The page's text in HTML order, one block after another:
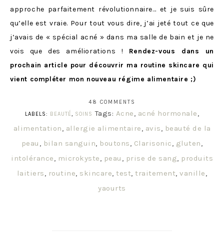
approche parfaitement révolutionnaire… et je suis sûre
qu’elle est vraie. Pour tout vous dire, j’ai jeté tout ce que
j’avais de « spécial acné » dans ma salle de bain et je ne
vois que des améliorations ! Rendez-vous dans un
prochain article pour découvrir ma routine skincare qui
vient compléter mon nouveau régime alimentaire ;)
48 COMMENTS
LABELS: BEAUTÉ SOINS Tags: Acne acné hormonale
alimentation
allergie alimentaire avis
beauté de la
peau
bilan sanguin boutons Clarisonic gluten
intolérance
microkyste peau prise de sang
produits
laitiers
routine skincare ,test ,traitement ,vanille
yaourts